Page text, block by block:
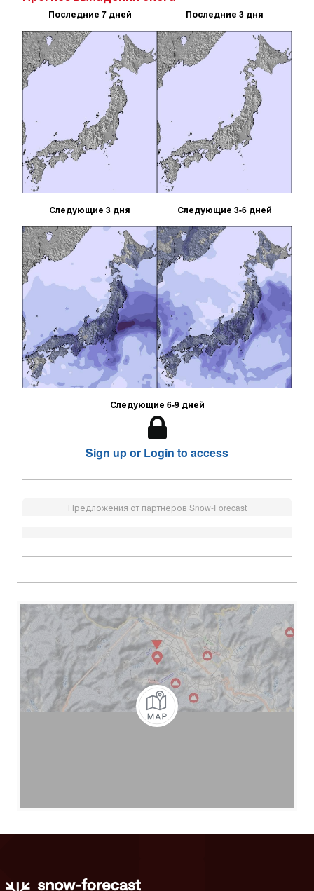
Последние 7 дней Последние 3 дня
Следующие 3 дня Следующие 3-6 дней
Следующие 6-9 дней
Sign up or Login to access
Предложения от партнеров Snow-Forecast